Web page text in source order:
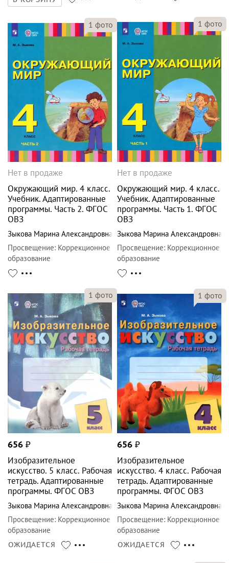
1 фото
Нет в продаже
Окружающий мир. 4 класс.
Учебник. Адаптированные
программы. Часть 2. ФГОС
ОВЗ
Зыкова Марина Александровна
Просвещение: Коррекционное
образование
1 фото
Нет в продаже
Окружающий мир. 4 класс.
Учебник. Адаптированные
программы. Часть 1. ФГОС
ОВЗ
Зыкова Марина Александровна
Просвещение: Коррекционное
образование
1 фото
656 ₽
Изобразительное
искусство. 5 класс. Рабочая
тетрадь. Адаптированные
программы. ФГОС ОВЗ
Зыкова Марина Александровна
Просвещение: Коррекционное
образование
ОЖИДАЕТСЯ
1 фото
656 ₽
Изобразительное
искусство. 4 класс. Рабочая
тетрадь. Адаптированные
программы. ФГОС ОВЗ
Зыкова Марина Александровна
Просвещение: Коррекционное
образование
ОЖИДАЕТСЯ